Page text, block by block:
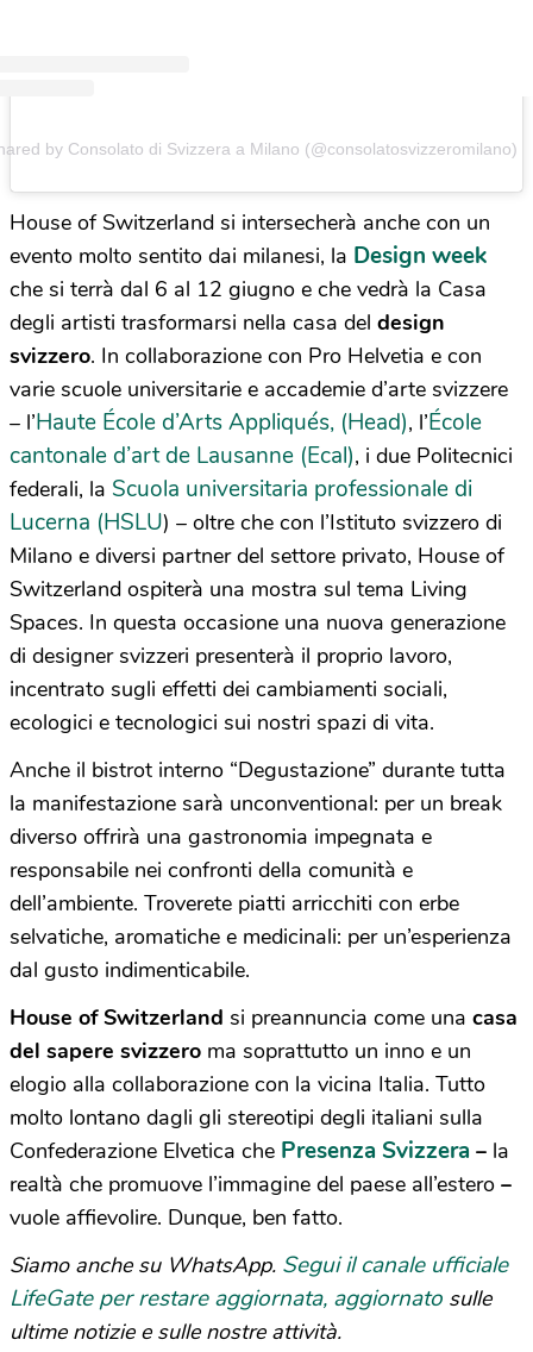
by Consolato di Svizzera a Milano (@consolatosvizzeromilano)
House of Switzerland si intersecherà anche con un
evento molto sentito dai milanesi, la Design week
che si terrà dal 6 al 12 giugno e che vedrà la Casa
degli artisti trasformarsi nella casa del design
svizzero. In collaborazione con Pro Helvetia e con
varie scuole universitarie e accademie d’arte svizzere
– l’Haute École d’Arts Appliqués, (Head), l’École
cantonale d’art de Lausanne (Ecal), i due Politecnici
federali, la Scuola universitaria professionale di
Lucerna (HSLU) – oltre che con l’Istituto svizzero di
Milano e diversi partner del settore privato, House of
Switzerland ospiterà una mostra sul tema Living
Spaces. In questa occasione una nuova generazione
di designer svizzeri presenterà il proprio lavoro,
incentrato sugli effetti dei cambiamenti sociali,
ecologici e tecnologici sui nostri spazi di vita.
Anche il bistrot interno “Degustazione” durante tutta
la manifestazione sarà unconventional: per un break
diverso offrirà una gastronomia impegnata e
responsabile nei confronti della comunità e
dell’ambiente. Troverete piatti arricchiti con erbe
selvatiche, aromatiche e medicinali: per un’esperienza
dal gusto indimenticabile.
House of Switzerland si preannuncia come una casa
del sapere svizzero ma soprattutto un inno e un
elogio alla collaborazione con la vicina Italia. Tutto
molto lontano dagli gli stereotipi degli italiani sulla
Confederazione Elvetica che Presenza Svizzera – la
realtà che promuove l’immagine del paese all’estero –
vuole affievolire. Dunque, ben fatto.
Siamo anche su WhatsApp. Segui il canale ufficiale
LifeGate per restare aggiornata, aggiornato sulle
ultime notizie e sulle nostre attività.